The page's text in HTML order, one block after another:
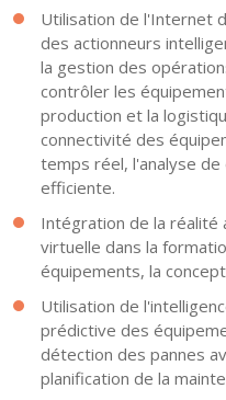
Utilisation de l'Internet
des actionneurs
la gestion des
contrôler les
production et la
connectivité des
temps réel, l'analyse
efficiente.
Intégration de la réalité
virtuelle dans la
équipements, la
Utilisation de
prédictive des
détection des pannes
planification de la